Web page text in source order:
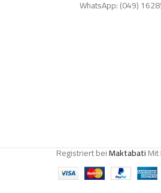
WhatsApp: (049)
Registriert beiMaktabati